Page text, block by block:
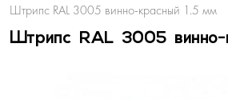
Штрипс RAL 3005 винно-красный 1.5 мм
Штрипс RAL 3005 винно-